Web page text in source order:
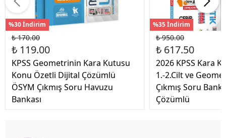
%30 İndirim
₺ 170.00
₺ 119.00
KPSS Geometrinin Kara Kutusu
Konu Özetli Dijital Çözümlü
ÖSYM Çıkmış Soru Havuzu
Bankası
%35 İndirim
₺ 950.00
₺ 617.50
2026 KPSS Kara
1.-2.Cilt ve
Çıkmış Soru
Çözümlü